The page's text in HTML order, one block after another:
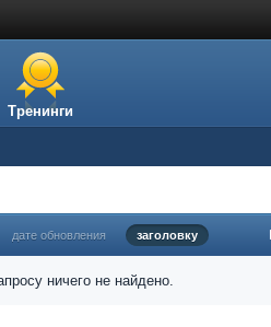
Тренинги
дате обновления заголовку
ничего не найдено.